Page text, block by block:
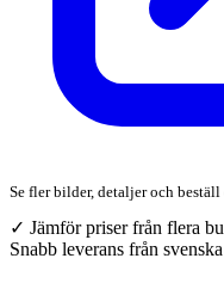
Se fler bilder, detaljer och
✓ Jämför priser från flera
Snabb leverans från